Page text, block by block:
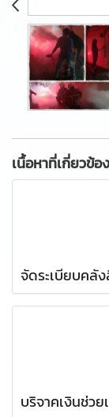
เนื้อหาที่เกี่ยวข้อง
จัดระเบียบคลัง
บริจาคเงินช่ว